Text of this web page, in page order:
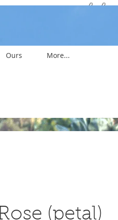
Ours More...
propre!!
(petal)